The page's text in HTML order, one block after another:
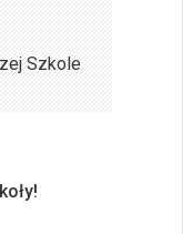
Szkole